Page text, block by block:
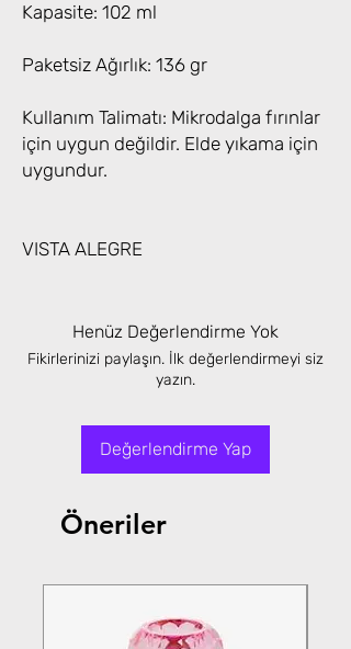
Kapasite: 102 ml
Paketsiz Ağırlık: 136 gr
Kullanım Talimatı: Mikrodalga fırınlar
için uygun değildir. Elde yıkama için
uygundur.
VISTA ALEGRE
Henüz Değerlendirme Yok
Fikirlerinizi paylaşın. İlk değerlendirmeyi siz
yazın.
Değerlendirme Yap
Öneriler